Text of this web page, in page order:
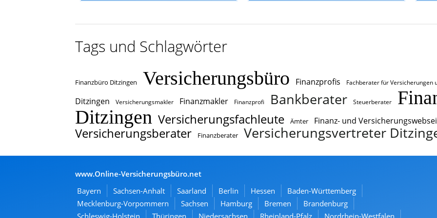
Tags und Schlagwörter
Finanzbüro Ditzingen Versicherungsbüro Finanzprofis Fachberater für Versicherungen
Ditzingen
Versicherungsmakler Finanzmakler Finanzprofi Bankberater Steuerberater
Ditzingen Versicherungsfachleute Ämter Finanz- und
Versicherungsberater Finanzberater Versicherungsvertreter
www.Online-Versicherungsbüro.net
Bayern
Sachsen-Anhalt Saarland Berlin Hessen
Baden-Württemberg
Mecklenburg-Vorpommern
Sachsen Hamburg Bremen
Brandenburg
Schleswig-Holstein
Thüringen Niedersachsen Rheinland-Pfalz Nordrhein-Westfalen